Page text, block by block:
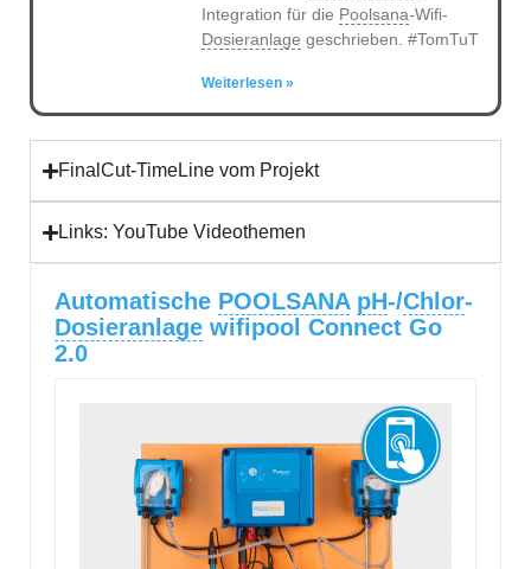
Integration für die Poolsana-Wifi-
Dosieranlage geschrieben. #TomTuT
Weiterlesen »
FinalCut-TimeLine vom Projekt
Links: YouTube Videothemen
Automatische POOLSANA pH-/Chlor-
Dosieranlage wifipool Connect Go
2.0